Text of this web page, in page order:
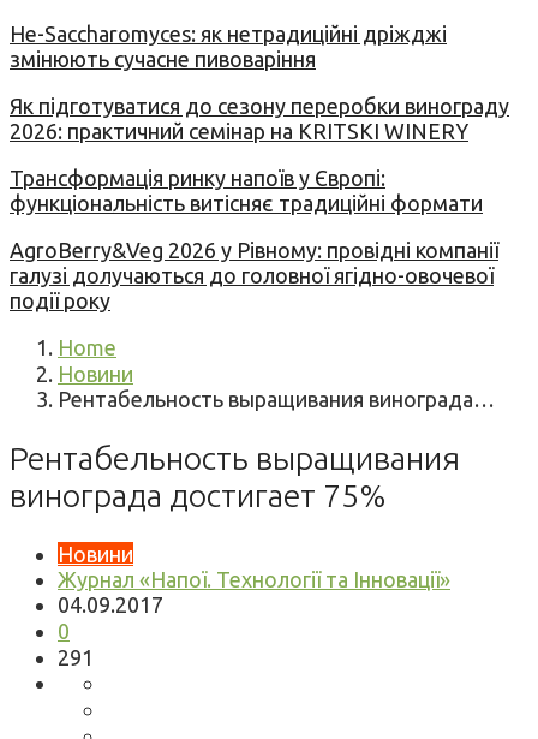
Не-Saccharomyces: як нетрадиційні дріжджі
змінюють сучасне пивоваріння
Як підготуватися до сезону переробки винограду
2026: практичний семінар на KRITSKI WINERY
Трансформація ринку напоїв у Європі:
функціональність витісняє традиційні формати
AgroBerry&Veg 2026 у Рівному: провідні компанії
галузі долучаються до головної ягідно-овочевої
події року
Home
Новини
Рентабельность выращивания винограда…
Рентабельность выращивания
винограда достигает 75%
Новини
Журнал «Напої. Технології та Інновації»
04.09.2017
0
291